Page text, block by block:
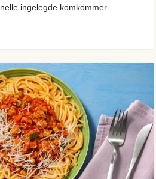
ingelegde komkommer